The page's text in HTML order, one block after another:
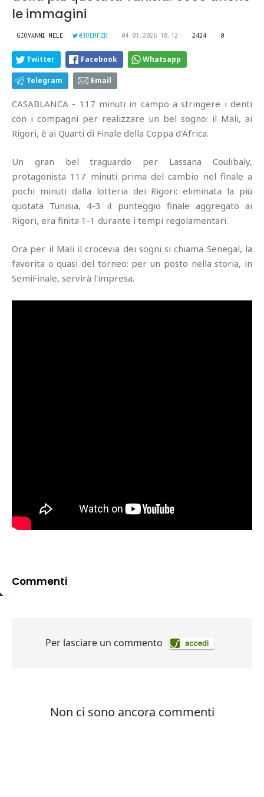
le immagini
GIOVANNI MELE @JOEMFZB 04.01.2026 18:12 2424 0
Twitter Facebook Whatsapp
Telegram Email
CASABLANCA - 117 minuti in campo a stringere i denti
con i compagni per realizzare un bel sogno: il Mali, ai
Rigori, è ai Quarti di Finale della Coppa d'Africa.
Un gran bel traguardo per Lassana Coulibaly,
protagonista 117 minuti prima del cambio nel finale a
pochi minuti dalla lotteria dei Rigori: eliminata la più
quotata Tunisia, 4-3 il punteggio finale aggregato ai
Rigori, era finita 1-1 durante i tempi regolamentari.
Ora per il Mali il crocevia dei sogni si chiama Senegal, la
favorita o quasi del torneo: per un posto nella storia, in
SemiFinale, servirà l'impresa.
Commenti